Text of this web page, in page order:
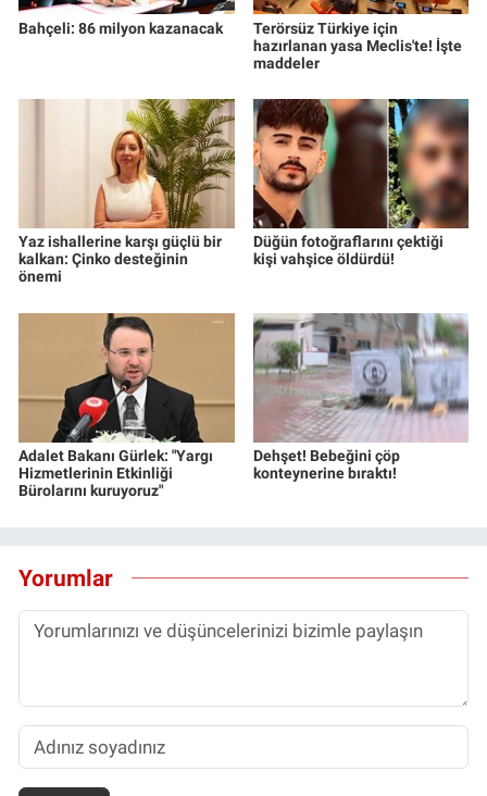
Bahçeli: 86 milyon kazanacak
Terörsüz Türkiye için
hazırlanan yasa Meclis'te! İşte
maddeler
Yaz ishallerine karşı güçlü bir
kalkan: Çinko desteğinin
önemi
Düğün fotoğraflarını çektiği
kişi vahşice öldürdü!
Adalet Bakanı Gürlek: "Yargı
Hizmetlerinin Etkinliği
Bürolarını kuruyoruz"
Dehşet! Bebeğini çöp
konteynerine bıraktı!
Yorumlar